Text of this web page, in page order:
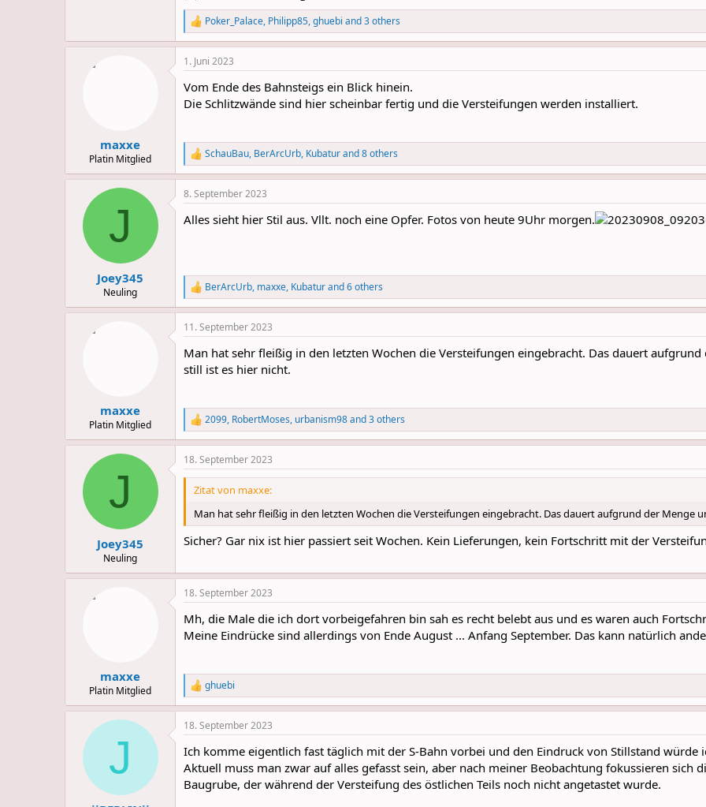
R
e
a
c
i
o
:
Poker_Palace, Philipp85,ghuebi and 3 others
maxxe
Platin Mitglied
1. Juni 2023
Vom Ende des Bahnsteigs ein Blick hinein.
Die Schlitzwände sind hier scheinbar fertig und die Versteifungen werden installiert.
R
e
a
c
i
:
SchauBau, BerArcUrb, Kubaturand 8 others
J
Joey345
Neuling
8. September 2023
Alles sieht hier Stil aus. Vllt. noch eine Opfer. Fotos von heute 9Uhr morgen.
R
e
a
c
i
o
:
BerArcUrb, maxxe, Kubaturand 6 others
maxxe
Platin Mitglied
11. September 2023
Man hat sehr fleißig in den letzten Wochen die Versteifungen eingebracht. Das dauert
still ist es hier nicht.
R
e
a
c
t
s
:
2099, RobertMoses, urbanism98and 3 others
J
Joey345
Neuling
18. September 2023
Zitat von maxxe:
Man hat sehr fleißig in den letzten Wochen die Versteifungen eingebracht. Das dauert aufgrund der Menge
Sicher? Gar nix ist hier passiert seit Wochen. Kein Lieferungen, kein Fortschritt mit der
maxxe
Platin Mitglied
18. September 2023
Mh, die Male die ich dort vorbeigefahren bin sah es recht belebt aus und es waren auch
Meine Eindrücke sind allerdings von Ende August ... Anfang September. Das kann natürlich
R
e
a
c
i
o
n
s
ghuebi
J
18. September 2023
Ich komme eigentlich fast täglich mit der S-Bahn vorbei und den Eindruck von Stillstand würde
Aktuell muss man zwar auf alles gefasst sein, aber nach meiner Beobachtung fokussieren sich
Baugrube, der während der Versteifung des östlichen Teils noch nicht angetastet wurde.